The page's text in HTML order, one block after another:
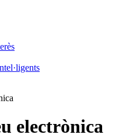
electrònica